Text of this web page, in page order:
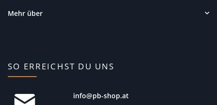
Mehr über
SO ERREICHST DU UNS
info@pb-shop.at